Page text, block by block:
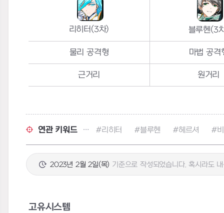
리히터(3차) 블루헨(3
물리 공격형 마법 공격
근거리 원거리
연관 키워드 #리히터 #블루헨 #헤르셔 #
2023년 2월 2일(목) 기준으로 작성되었습니다. 혹시라도
고유시스템